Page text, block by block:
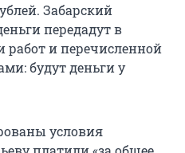
Забарский
передадут в
работ и перечисленной
будут деньги у
условия